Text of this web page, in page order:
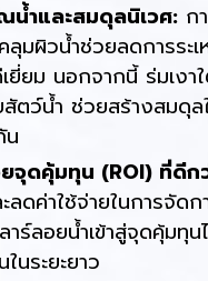
น้ำและสมดุลนิเวศ: ก
มผิวน้ำช่วยลดการระเ
ยี่ยม นอกจากนี้ ร่มเงา
ว์น้ำ ช่วยสร้างสมดุล
น
จุดคุ้มทุน (ROI) ที่ดีก
ลดค่าใช้จ่ายในการจัด
าร์ลอยน้ำเข้าสู่จุดคุ้มทุน
นระยะยาว